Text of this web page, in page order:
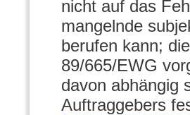
nicht auf das
mangelnde
berufen kann;
89/665/EWG
davon abhängig
Auftraggebers